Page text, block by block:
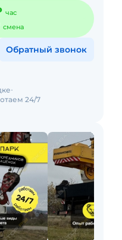
час
смена
Обратный звонок
24/7